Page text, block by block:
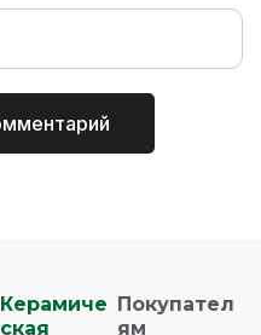
Керамиче
ская
Покупател
ям